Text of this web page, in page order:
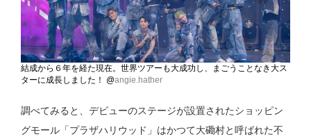
結成から６年を経た現在。世界ツアーも大成功し、まごうことなき大ス
ターに成長しました！ @angie.hather
調べてみると、デビューのステージが設置されたショッピン
グモール「プラザハリウッド」はかつて大磡村と呼ばれた不